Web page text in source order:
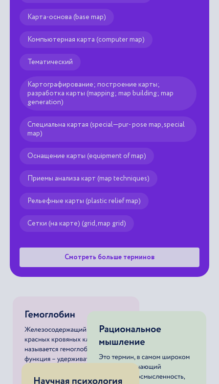
Карта-основа (base map)
Компьютерная карта (computer map)
Тематический
Картографирование; построение карты;
разработка карты (mapping; map building; map
generation)
Специальна картая (special—pur- pose map, special
map)
Оснащение карты (equipment of map)
Приемы анализа карт (map techniques)
Рельефные карты (plastic relief map)
Сетки (на карте) (grid, map grid)
Смотреть больше терминов